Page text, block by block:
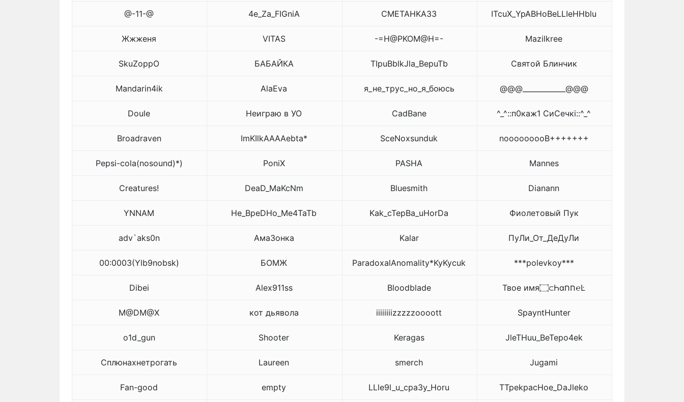
@-11-@ 4е_Za_FIGniA CMETAHKA33 ITcuX_YpABHoBeLLIeHHblu
Жжженя VITAS -=H@PKOM@H=- Mazilkree
SkuZoppO БАБАЙКА TIpuBblkJla_BepuTb Святой Блинчик
Mandarin4ik AlaEva я_не_трус_но_я_боюсь @@@____________@@@
Doule Неиграю в УО CadBane ^_^::п0каж1 CиCечкi::^_^
Broadraven ImKIlkAAAAebta* SceNoxsunduk nooooooooB+++++++
Pepsi-cola(nosound)*) PoniX PASHA Mannes
Creatures! DeaD_MaKcNm Bluesmith Dianann
YNNAM He_BpeDHo_Me4TaTb Kak_cTepBa_uHorDa Фиолетовый Пук
adv`aks0n Ама3онка Kalar ПуЛи_От_ДеДуЛи
00:0003(Ylb9nobsk) БОМЖ ParadoxalAnomality*KyKycuk ***polevkoy***
Dibei Alex911ss Bloodblade Твое имя۝⊂Һαחח℮Ŀ
M@DM@X кот дьявола iiiiiiiizzzzzoooott SpayntHunter
o1d_gun Shooter Keragas JleTHuu_BeTepo4ek
Сплюнахнетрогать Laureen smerch Jugami
Fan-good empty LLle9l_u_cpa3y_Horu TTpekpacHoe_DaJleko